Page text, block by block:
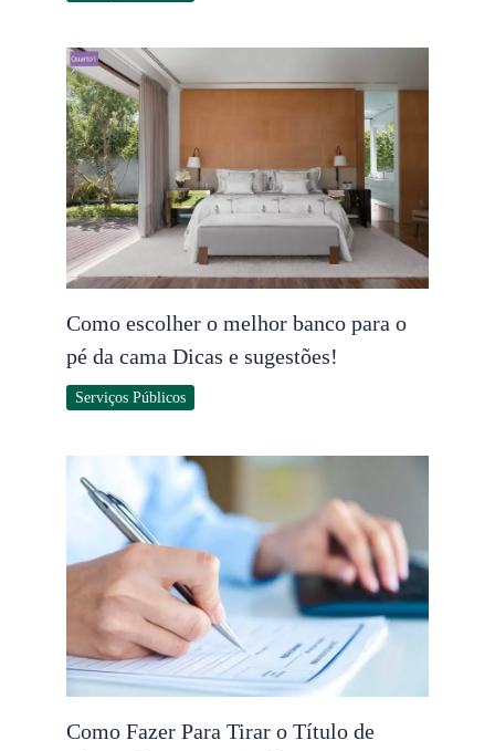
Como escolher o melhor banco para o
pé da cama Dicas e sugestões!
Serviços Públicos
Como Fazer Para Tirar o Título de